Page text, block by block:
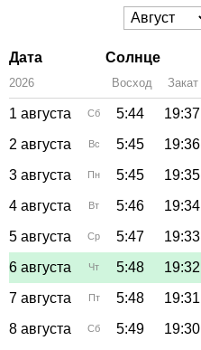
Дата Солнце
2026 Восход Закат
1 августа Сб 5:44 19:37
2 августа
Вс 5:45 19:36
3 августа
Пн 5:45 19:35
4 августа
Вт 5:46 19:34
5 августа
Ср 5:47 19:33
6 августа
Чт 5:48 19:32
7 августа
Пт 5:48 19:31
8 августа
Сб 5:49 19:30